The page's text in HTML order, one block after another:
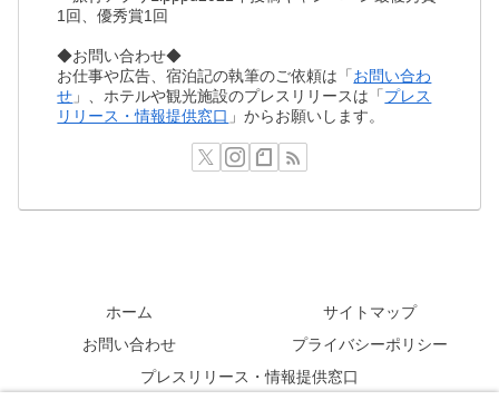
1回、優秀賞1回
◆お問い合わせ◆
お仕事や広告、宿泊記の執筆のご依頼は「お問い合わ
せ 」、ホテルや観光施設のプレスリリースは「プレス
リリース・情報提供窓口 」からお願いします。
ホーム
サイトマップ
お問い合わせ
プライバシーポリシー
プレスリリース・情報提供窓口